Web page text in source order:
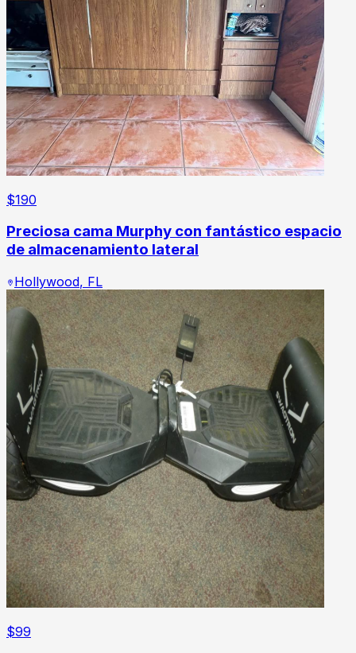
$190
Preciosa cama Murphy con fantástico espacio
de almacenamiento lateral
Hollywood, FL
$99